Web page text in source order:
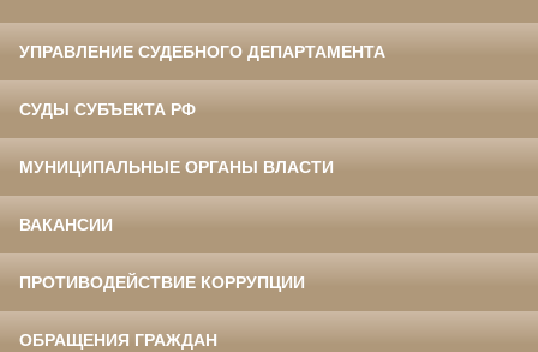
УПРАВЛЕНИЕ СУДЕБНОГО ДЕПАРТАМЕНТА
СУДЫ СУБЪЕКТА РФ
МУНИЦИПАЛЬНЫЕ ОРГАНЫ ВЛАСТИ
ВАКАНСИИ
ПРОТИВОДЕЙСТВИЕ КОРРУПЦИИ
ОБРАЩЕНИЯ ГРАЖДАН